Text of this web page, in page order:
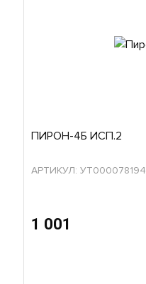
ПИРОН-4Б ИСП.2
АРТИКУЛ: УТ000078194
1 001